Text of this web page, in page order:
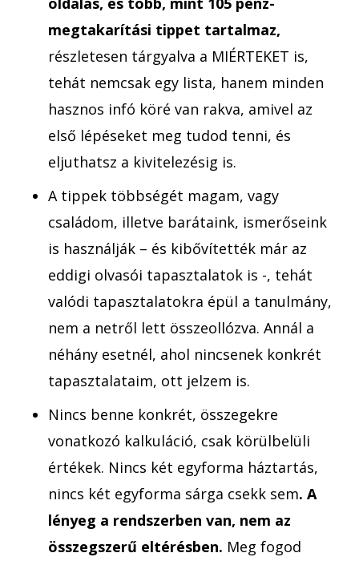
megtakarítási tippet tartalmaz,
részletesen tárgyalva a MIÉRTEKET is,
tehát nemcsak egy lista, hanem minden
hasznos infó köré van rakva, amivel az
első lépéseket meg tudod tenni, és
eljuthatsz a kivitelezésig is.
A tippek többségét magam, vagy
családom, illetve barátaink, ismerőseink
is használják – és kibővítették már az
eddigi olvasói tapasztalatok is -, tehát
valódi tapasztalatokra épül a tanulmány,
nem a netről lett összeollózva. Annál a
néhány esetnél, ahol nincsenek konkrét
tapasztalataim, ott jelzem is.
Nincs benne konkrét, összegekre
vonatkozó kalkuláció, csak körülbelüli
értékek. Nincs két egyforma háztartás,
nincs két egyforma sárga csekk sem. A
lényeg a rendszerben van, nem az
összegszerű eltérésben. Meg fogod